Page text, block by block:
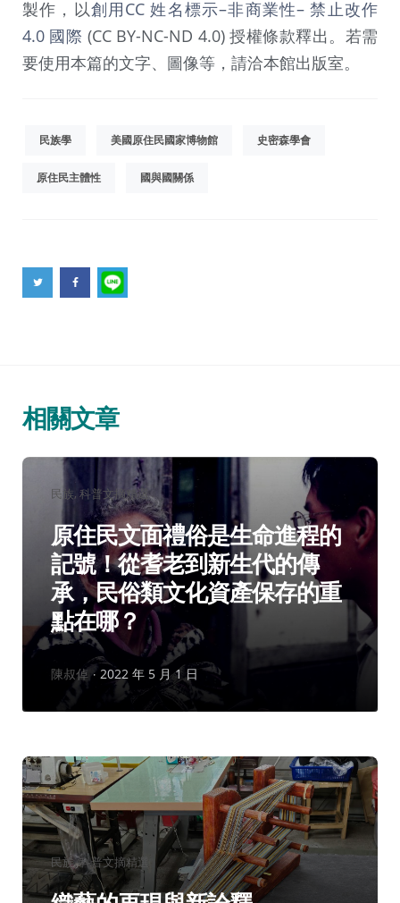
製作，以創用CC 姓名標示–非商業性– 禁止改作
4.0 國際 (CC BY-NC-ND 4.0) 授權條款釋出。若需
要使用本篇的文字、圖像等，請洽本館出版室。
民族學 美國原住民國家博物館 史密森學會
原住民主體性 國與國關係
相關文章
分
類：
民族 科普文摘精選
原住民文面禮俗是生命進程的
記號！從耆老到新生代的傳
承，民俗類文化資產保存的重
點在哪？
作
陳叔倬 2022 年 5 月 1 日
分
類：
民族 科普文摘精選